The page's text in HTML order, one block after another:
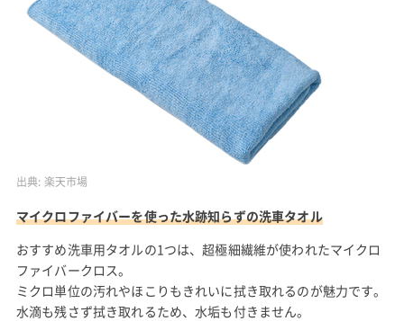
出典: 楽天市場
マイクロファイバーを使った水跡知らずの洗車タオル
おすすめ洗車用タオルの1つは、超極細繊維が使われたマイクロ
ファイバークロス。
ミクロ単位の汚れやほこりもきれいに拭き取れるのが魅力です。
水滴も残さず拭き取れるため、水垢も付きません。